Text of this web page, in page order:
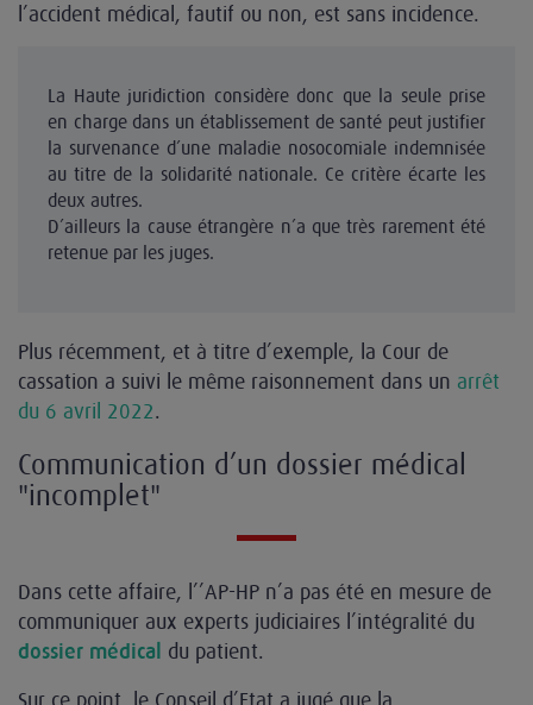
l’accident médical, fautif ou non, est sans incidence.
La Haute juridiction considère donc que la seule prise
en charge dans un établissement de santé peut justifier
la survenance d’une maladie nosocomiale indemnisée
au titre de la solidarité nationale. Ce critère écarte les
deux autres.
D’ailleurs la cause étrangère n’a que très rarement été
retenue par les juges.
Plus récemment, et à titre d’exemple, la Cour de
cassation a suivi le même raisonnement dans un arrêt
du 6 avril 2022.
Communication d’un dossier médical
"incomplet"
Dans cette affaire, l’’AP-HP n’a pas été en mesure de
communiquer aux experts judiciaires l’intégralité du
dossier médical du patient.
Sur ce point, le Conseil d’Etat a jugé que la